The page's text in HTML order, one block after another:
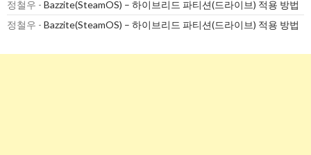
정철우 - Bazzite(SteamOS) – 하이브리드 파티션(드라이브) 적용 방법
정철우 - Bazzite(SteamOS) – 하이브리드 파티션(드라이브) 적용 방법